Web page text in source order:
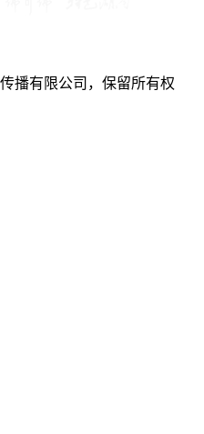
播有限公司，保留所有权